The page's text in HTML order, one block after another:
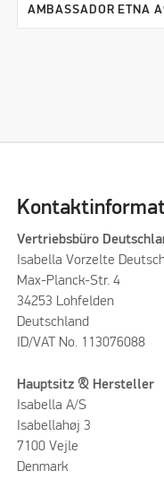
AMBASSADOR ETNA
Vertriebsbüro
Isabella Vorzelte
Max-Planck-Str. 4
34253 Lohfelden
Deutschland
ID/VAT No. 113076088
Hauptsitz & Hersteller
Isabella A/S
Isabellahøj 3
7100 Vejle
Denmark